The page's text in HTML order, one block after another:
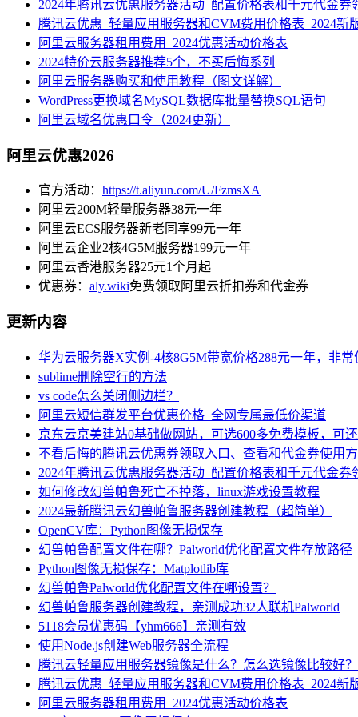
2024年腾讯云优惠服务器活动_配置价格表和千元代金券
腾讯云优惠_轻量应用服务器和CVM费用价格表_2024新
阿里云服务器租用费用_2024优惠活动价格表
2024特价云服务器推荐5个，不买后悔系列
阿里云服务器购买和使用教程（图文详解）
WordPress更换域名MySQL数据库批量替换SQL语句
阿里云域名优惠口令（2024更新）
阿里云优惠2026
官方活动： https://t.aliyun.com/U/FzmsXA
阿里云200M轻量服务器38元一年
阿里云ECS服务器新老同享99元一年
阿里云企业2核4G5M服务器199元一年
阿里云香港服务器25元1个月起
优惠券： aly.wiki免费领取阿里云折扣券和代金券
更新内容
华为云服务器X实例-4核8G5M带宽价格288元一年，非常
sublime删除空行的方法
vs code怎么关闭侧边栏？
阿里云短信群发平台优惠价格_全网专属最低价渠道
京东云京美建站0基础做网站，可选600多免费模板，可还
不看后悔的腾讯云优惠券领取入口、查看和代金券使用
2024年腾讯云优惠服务器活动_配置价格表和千元代金券
如何修改幻兽帕鲁死亡不掉落，linux游戏设置教程
2024最新腾讯云幻兽帕鲁服务器创建教程（超简单）
OpenCV库：Python图像无损保存
幻兽帕鲁配置文件在哪？Palworld优化配置文件存放路径
Python图像无损保存：Matplotlib库
幻兽帕鲁Palworld优化配置文件在哪设置？
幻兽帕鲁服务器创建教程，亲测成功32人联机Palworld
5118会员优惠码【yhm666】亲测有效
使用Node.js创建Web服务器全流程
腾讯云轻量应用服务器镜像是什么？怎么选镜像比较好？
腾讯云优惠_轻量应用服务器和CVM费用价格表_2024新
阿里云服务器租用费用_2024优惠活动价格表